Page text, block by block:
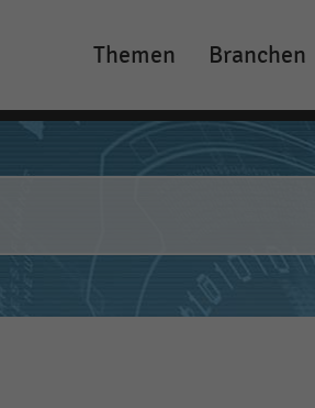
Main
navigation
Themen Branchen